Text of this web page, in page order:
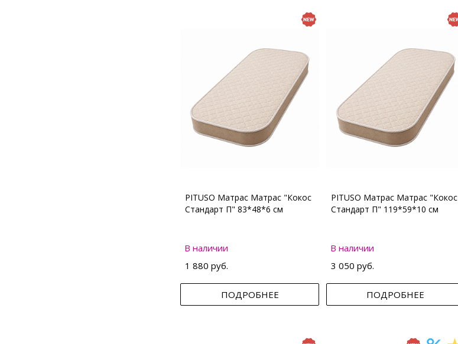
PITUSO Матрас Матрас "Кокос
Стандарт П" 83*48*6 см
В наличии
1 880 руб.
ПОДРОБНЕЕ
PITUSO Матрас Матрас "Кокос
Стандарт П" 119*59*10 см
В наличии
3 050 руб.
ПОДРОБНЕЕ